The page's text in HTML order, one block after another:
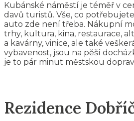
Kubánské náměstí je téměř v
davů turistů. Vše, co
auto zde není třeba. Nákupní
trhy, kultura, kina, restaurace,
a kavárny, vinice, ale také
vybavenost, jsou na pěší
je to pár minut městskou
Rezidence